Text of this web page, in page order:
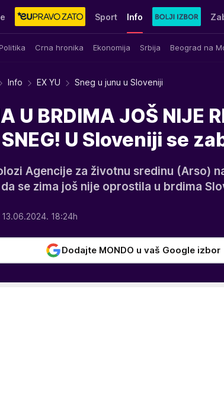
Sport Info
Politika Crna hronika Ekonomija Srbija Beograd na
Yumama
Info EX YU Sneg u junu u Sloveniji
U BRDIMA JOŠ NIJE
SNEG! U Sloveniji se
Agencije za životnu sredinu (Arso)
se zima još nije oprostila u brdima
18:24h
Dodajte MONDO u vaš Google izbor